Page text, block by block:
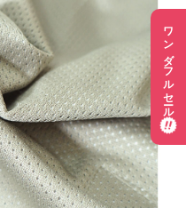
ワンダフルセール